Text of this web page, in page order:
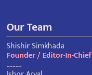
Our Team
Shishir Simkhada
Founder / Editor-In-Chief
……….